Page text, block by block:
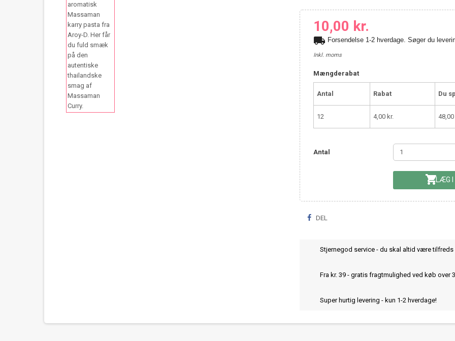
10,00 kr.
local_shippingForsendelse 1-2 hverdage. Søger du
Inkl. moms
Mængderabat
Antal Rabat Du
12 4,00 kr.
Antal
LÆG I
DEL
Stjernegod service - du skal altid være tilfreds
Fra kr. 39 - gratis fragtmulighed ved køb over
Super hurtig levering - kun 1-2 hverdage!